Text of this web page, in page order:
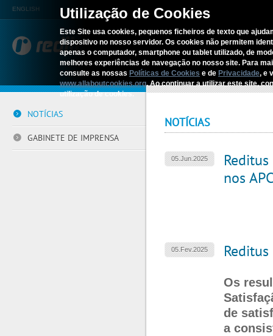
Utilização de Cookies
Este Site usa cookies, pequenos ficheiros de texto que
dispositivo no nosso servidor. Os cookies não permitem
apenas o computador, smartphone ou tablet utilizado, de
melhores experiências de navegação no nosso site. Para
consulte as nossas Políticas de Cookies e de Privacidade, e
www.allaboutcookies.org. Ao continuar a utilizar este site,
utilização de cookies.
ENGLISH
REDITUS
NOTÍCIAS
GABINETE DE IMPRENSA
Início › Comunicação › Lista de
NOTÍCIAS
05.Jun.2025
nos
05.Fev.2025
Os
de
a